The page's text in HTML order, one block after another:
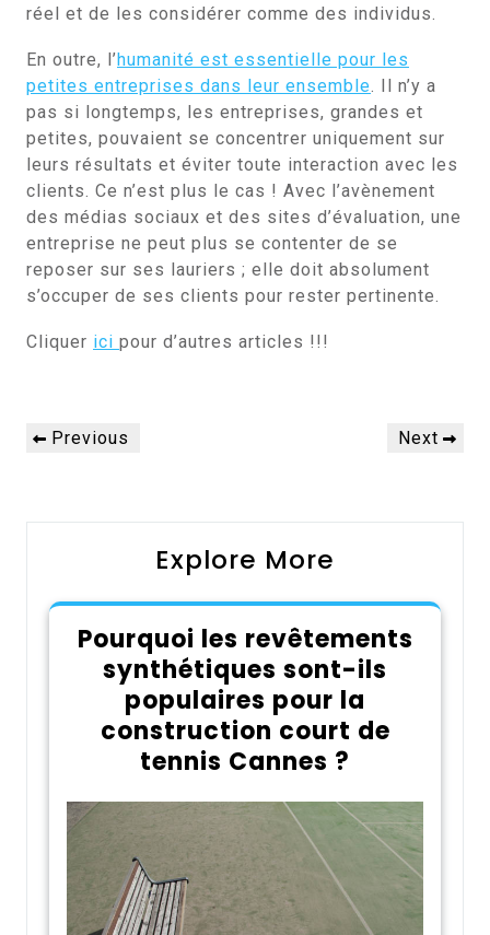
réel et de les considérer comme des individus.
En outre, l’humanité est essentielle pour les
petites entreprises dans leur ensemble. Il n’y a
pas si longtemps, les entreprises, grandes et
petites, pouvaient se concentrer uniquement sur
leurs résultats et éviter toute interaction avec les
clients. Ce n’est plus le cas ! Avec l’avènement
des médias sociaux et des sites d’évaluation, une
entreprise ne peut plus se contenter de se
reposer sur ses lauriers ; elle doit absolument
s’occuper de ses clients pour rester pertinente.
Cliquer ici pour d’autres articles !!!
Navigation
dePrevious
Previous
Next
Next
Explore More
Pourquoi les revêtements
synthétiques sont-ils
populaires pour la
construction court de
tennis Cannes ?